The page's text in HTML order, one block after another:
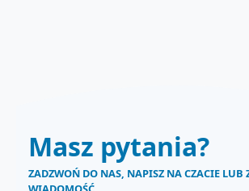
Masz pytania?
ZADZWOŃ DO NAS, NAPISZ NA CZACIE LUB